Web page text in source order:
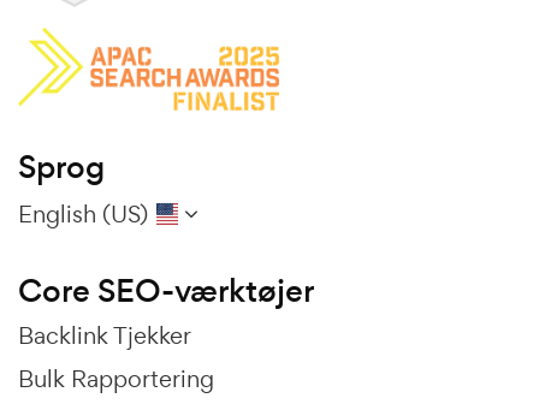
Sprog
English (US)
Core SEO-værktøjer
Backlink Tjekker
Bulk Rapportering